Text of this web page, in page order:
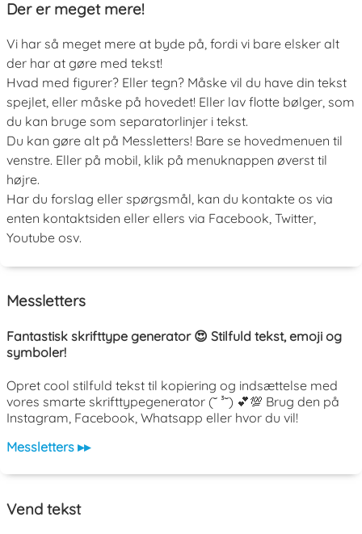
Der er meget mere!
Vi har så meget mere at byde på, fordi vi bare elsker alt
der har at gøre med tekst!
Hvad med figurer? Eller tegn? Måske vil du have din tekst
spejlet, eller måske på hovedet! Eller lav flotte bølger, som
du kan bruge som separatorlinjer i tekst.
Du kan gøre alt på Messletters! Bare se hovedmenuen til
venstre. Eller på mobil, klik på menuknappen øverst til
højre.
Har du forslag eller spørgsmål, kan du kontakte os via
enten kontaktsiden eller ellers via Facebook, Twitter,
Youtube osv.
Messletters
Fantastisk skrifttype generator 😍 Stilfuld tekst, emoji og
symboler!
Opret cool stilfuld tekst til kopiering og indsættelse med
vores smarte skrifttypegenerator (˘ ³˘) 💕💯 Brug den på
Instagram, Facebook, Whatsapp eller hvor du vil!
Messletters ▸▸
Vend tekst